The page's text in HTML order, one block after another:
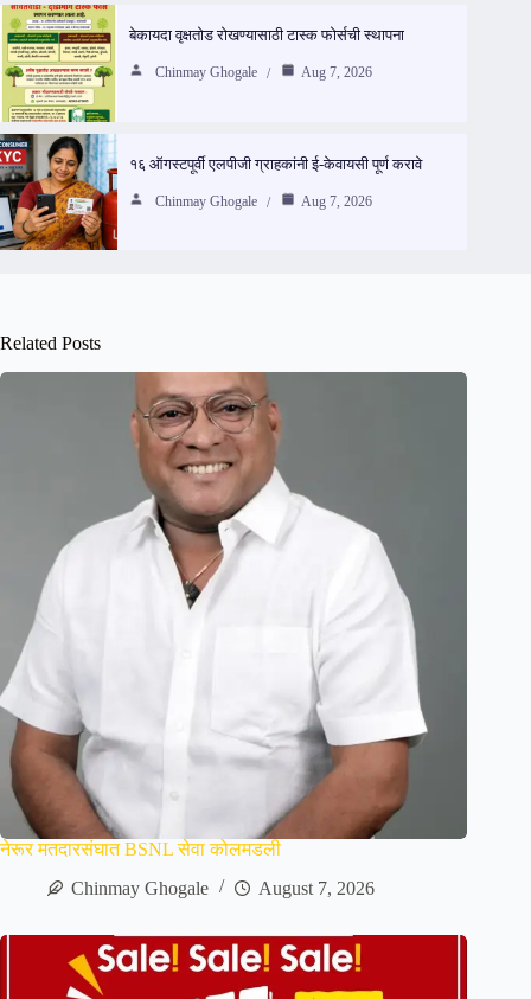
बेकायदा वृक्षतोड रोखण्यासाठी टास्क फोर्सची स्थापना
Chinmay Ghogale Aug 7, 2026
१६ ऑगस्टपूर्वी एलपीजी ग्राहकांनी ई-केवायसी पूर्ण करावे
Chinmay Ghogale Aug 7, 2026
Related Posts
नेरूर मतदारसंघात BSNL सेवा कोलमडली
Chinmay Ghogale
August 7, 2026